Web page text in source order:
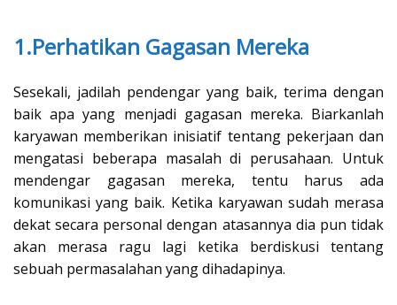
1.Perhatikan Gagasan Mereka
Sesekali, jadilah pendengar yang baik, terima dengan
baik apa yang menjadi gagasan mereka. Biarkanlah
karyawan memberikan inisiatif tentang pekerjaan dan
mengatasi beberapa masalah di perusahaan. Untuk
mendengar gagasan mereka, tentu harus ada
komunikasi yang baik. Ketika karyawan sudah merasa
dekat secara personal dengan atasannya dia pun tidak
akan merasa ragu lagi ketika berdiskusi tentang
sebuah permasalahan yang dihadapinya.